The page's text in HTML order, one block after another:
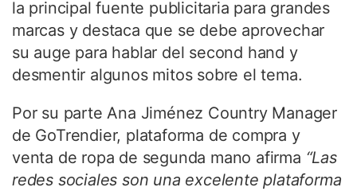
la principal fuente publicitaria para grandes
marcas y destaca que se debe aprovechar
su auge para hablar del second hand y
desmentir algunos mitos sobre el tema.
Por su parte Ana Jiménez Country Manager
de GoTrendier, plataforma de compra y
venta de ropa de segunda mano afirma “Las
redes sociales son una excelente plataforma